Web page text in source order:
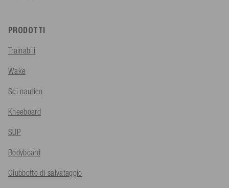
PRODOTTI
Trainabili
Wake
Sci nautico
Kneeboard
SUP
Bodyboard
Giubbotto di salvataggio